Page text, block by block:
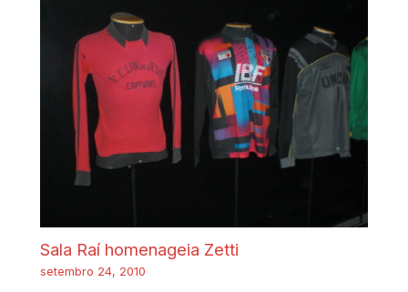
Sala Raí homenageia Zetti
setembro 24, 2010